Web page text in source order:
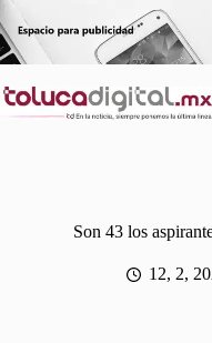
Saltar
al
contenido
Son 43 los
12, 2,